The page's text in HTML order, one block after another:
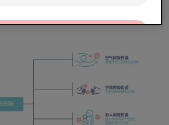
Only the essentials